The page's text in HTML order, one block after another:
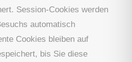
Session-Cookies werden
automatisch
Cookies bleiben auf
bis Sie diese